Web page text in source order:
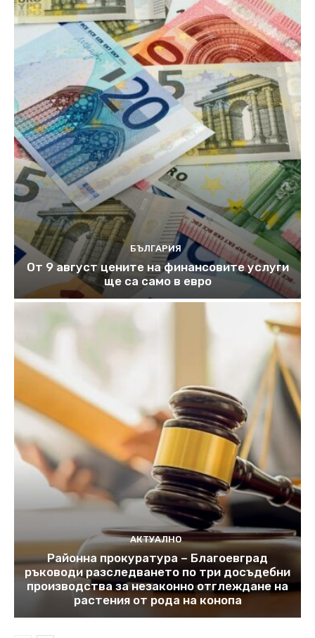
БЪЛГАРИЯ
От 9 август цените на финансовите услуги
ще са само в евро
АКТУАЛНО
Районна прокуратура – Благоевград
ръководи разследването по три досъдебни
производства за незаконно отглеждане на
растения от рода на конопа